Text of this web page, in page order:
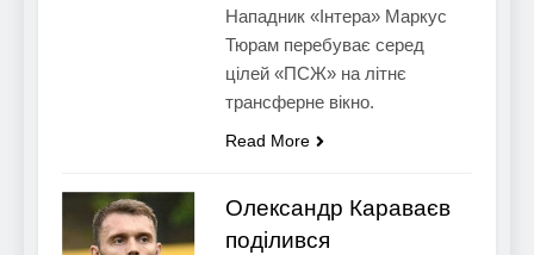
Нападник «Інтера» Маркус
Тюрам перебуває серед
цілей «ПСЖ» на літнє
трансферне вікно.
Read More
Олександр Караваєв
поділився